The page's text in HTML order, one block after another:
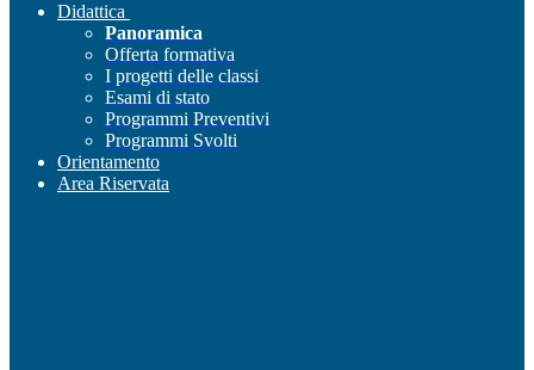
Didattica
Panoramica
Offerta formativa
I progetti delle classi
Esami di stato
Programmi Preventivi
Programmi Svolti
Orientamento
Area Riservata